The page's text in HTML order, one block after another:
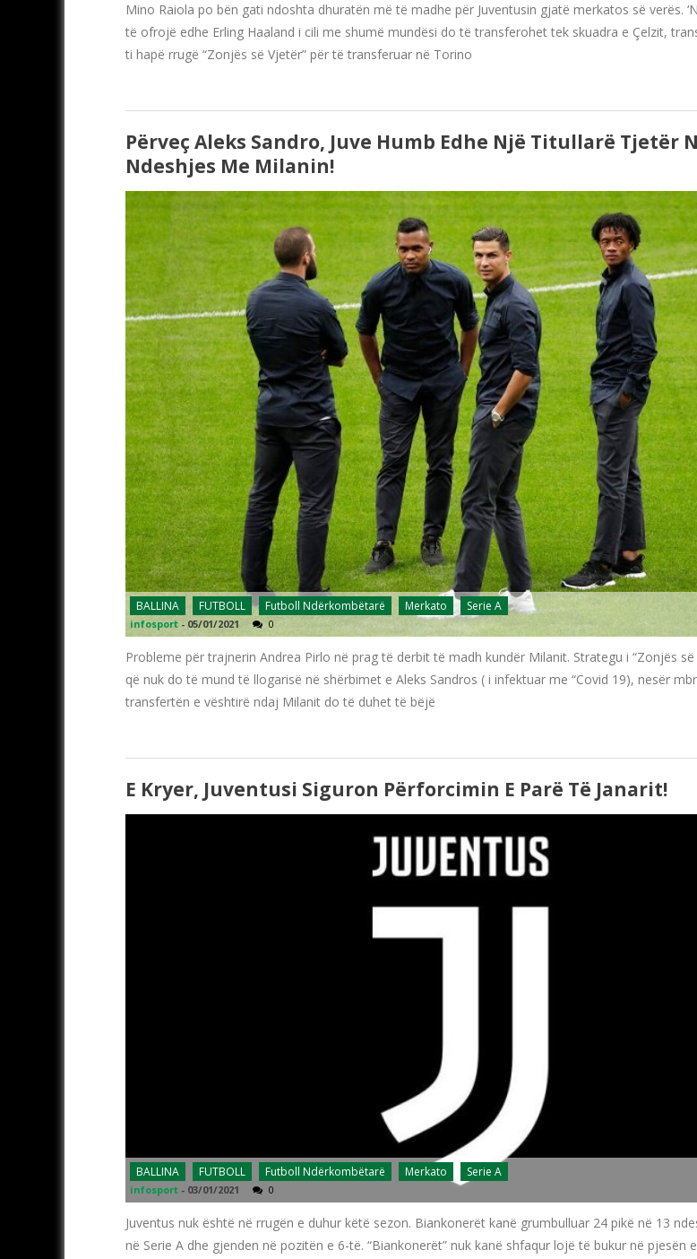
Mino Raiola po bën gati ndoshta dhuratën më të madhe për Juventusin gjatë merkatos së verës.
të ofrojë edhe Erling Haaland i cili me shumë mundësi do të transferohet tek skuadra e Çelzit,
ti hapë rrugë “Zonjës së Vjetër” për të transferuar në Torino
Përveç Aleks Sandro, Juve Humb Edhe Një Titullarë Tjetër
Ndeshjes Me Milanin!
BALLINA FUTBOLL Futboll Ndërkombëtarë Merkato Serie A
infosport - 05/01/2021 0
Probleme për trajnerin Andrea Pirlo në prag të derbit të madh kundër Milanit. Strategu i “Zonjës
që nuk do të mund të llogarisë në shërbimet e Aleks Sandros ( i infektuar me “Covid 19), nesër
transfertën e vështirë ndaj Milanit do të duhet të bëjë
E Kryer, Juventusi Siguron Përforcimin E Parë Të Janarit!
BALLINA FUTBOLL Futboll Ndërkombëtarë Merkato Serie A
infosport - 03/01/2021 0
Juventus nuk është në rrugën e duhur këtë sezon. Biankonerët kanë grumbulluar 24 pikë në 13
në Serie A dhe gjenden në pozitën e 6-të. “Biankonerët” nuk kanë shfaqur lojë të bukur në pjesën